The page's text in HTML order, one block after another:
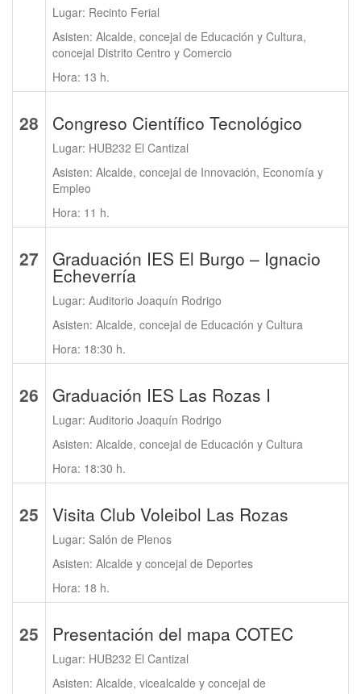
Lugar: Recinto Ferial
Asisten: Alcalde, concejal de Educación y Cultura,
concejal Distrito Centro y Comercio
Hora: 13 h.
28 Congreso Científico Tecnológico
Lugar: HUB232 El Cantizal
Asisten: Alcalde, concejal de Innovación, Economía y
Empleo
Hora: 11 h.
27 Graduación IES El Burgo – Ignacio
Echeverría
Lugar: Auditorio Joaquín Rodrigo
Asisten: Alcalde, concejal de Educación y Cultura
Hora: 18:30 h.
26 Graduación IES Las Rozas I
Lugar: Auditorio Joaquín Rodrigo
Asisten: Alcalde, concejal de Educación y Cultura
Hora: 18:30 h.
25 Visita Club Voleibol Las Rozas
Lugar: Salón de Plenos
Asisten: Alcalde y concejal de Deportes
Hora: 18 h.
25 Presentación del mapa COTEC
Lugar: HUB232 El Cantizal
Asisten: Alcalde, vicealcalde y concejal de